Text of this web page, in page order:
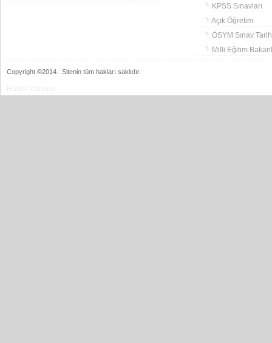
KPSS Sınavları
Açık Öğretim
ÖSYM Sınav
Milli Eğitim
Copyright ©2014. Sitenin tüm hakları saklıdır.